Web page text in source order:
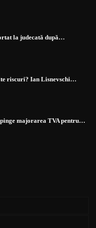
la judecată după…
riscuri? Ian Lisnevschi…
majorarea TVA pentru…